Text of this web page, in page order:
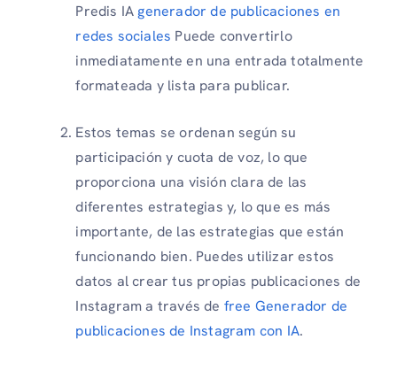
Predis IA generador de publicaciones en
redes sociales Puede convertirlo
inmediatamente en una entrada totalmente
formateada y lista para publicar.
Estos temas se ordenan según su
participación y cuota de voz, lo que
proporciona una visión clara de las
diferentes estrategias y, lo que es más
importante, de las estrategias que están
funcionando bien. Puedes utilizar estos
datos al crear tus propias publicaciones de
Instagram a través de free Generador de
publicaciones de Instagram con IA.